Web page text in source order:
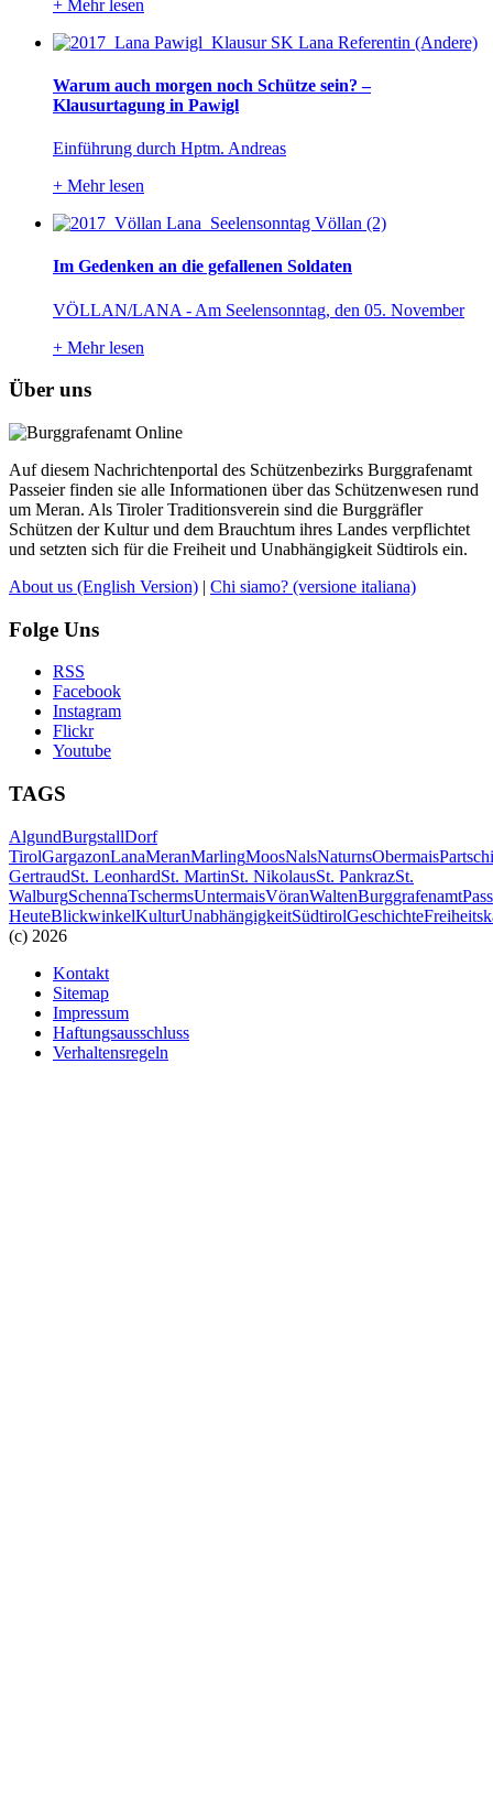
+ Mehr lesen
Warum auch morgen noch Schütze sein? –
Klausurtagung in Pawigl
Einführung durch Hptm. Andreas
+ Mehr lesen
Im Gedenken an die gefallenen Soldaten
VÖLLAN/LANA - Am Seelensonntag, den 05. November
+ Mehr lesen
Über uns
Auf diesem Nachrichtenportal des Schützenbezirks Burggrafenamt
Passeier finden sie alle Informationen über das Schützenwesen rund
um Meran. Als Tiroler Traditionsverein sind die Burggräfler
Schützen der Kultur und dem Brauchtum ihres Landes verpflichtet
und setzten sich für die Freiheit und Unabhängigkeit Südtirols ein.
About us (English Version) | Chi siamo? (versione italiana)
Folge Uns
RSS
Facebook
Instagram
Flickr
Youtube
TAGS
AlgundBurgstallDorf
TirolGargazonLanaMeranMarlingMoosNalsNaturnsObermais
GertraudSt. LeonhardSt. MartinSt. NikolausSt. PankrazSt.
WalburgSchennaTschermsUntermaisVöranWaltenBurggrafenamt
HeuteBlickwinkelKulturUnabhängigkeitSüdtirolGeschichte
(c) 2026
Kontakt
Sitemap
Impressum
Haftungsausschluss
Verhaltensregeln